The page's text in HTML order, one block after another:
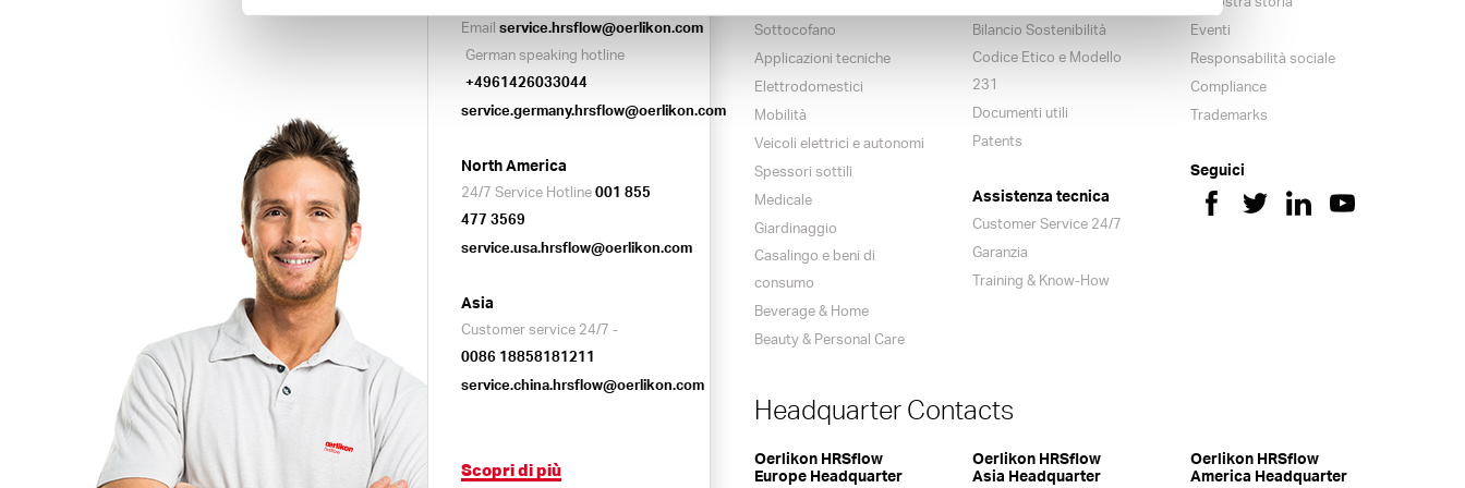
Email service.hrsflow@oerlikon.com
German speaking hotline
+4961426033044
service.germany.hrsflow@oerlikon.com
North America
24/7 Service Hotline001 855
477 3569
service.usa.hrsflow@oerlikon.com
Asia
Customer service 24/7 -
0086 18858181211
service.china.hrsflow@oerlikon.com
Scopri di più
Sottocofano
Applicazioni tecniche
Elettrodomestici
Mobilità
Veicoli elettrici e autonomi
Spessori sottili
Medicale
Giardinaggio
Casalingo e beni di
consumo
Beverage & Home
Beauty & Personal Care
Bilancio Sostenibilità
Codice Etico e Modello
231
Documenti utili
Patents
Assistenza tecnica
Customer Service 24/7
Garanzia
Training & Know-How
Eventi
Responsabilità sociale
Compliance
Trademarks
Seguici
Headquarter Contacts
Oerlikon HRSflow
Europe Headquarter
Oerlikon HRSflow
Asia Headquarter
Oerlikon HRSflow
America Headquarter